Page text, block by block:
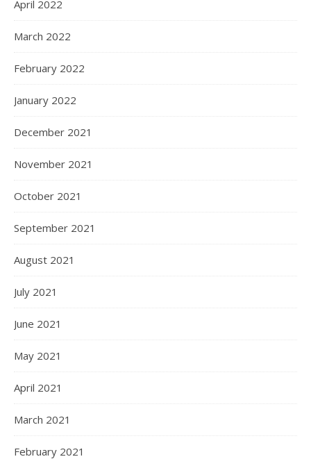
April 2022
March 2022
February 2022
January 2022
December 2021
November 2021
October 2021
September 2021
August 2021
July 2021
June 2021
May 2021
April 2021
March 2021
February 2021